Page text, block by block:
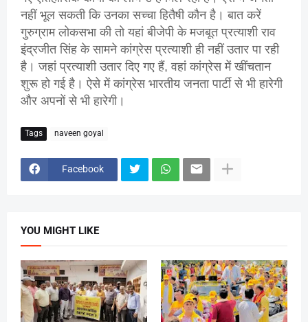
नहीं भूल सकती कि उनका सच्चा हितैषी कौन है। बात करें
गुरुग्राम लोकसभा की तो यहां बीजेपी के मजबूत प्रत्याशी राव
इंद्रजीत सिंह के सामने कांग्रेस प्रत्याशी ही नहीं उतार पा रही
है। जहां प्रत्याशी उतार दिए गए हैं, वहां कांग्रेस में खींचतान
शुरू हो गई है। ऐसे में कांग्रेस भारतीय जनता पार्टी से भी हारेगी
और अपनों से भी हारेगी।
Tags naveen goyal
Facebook
YOU MIGHT LIKE